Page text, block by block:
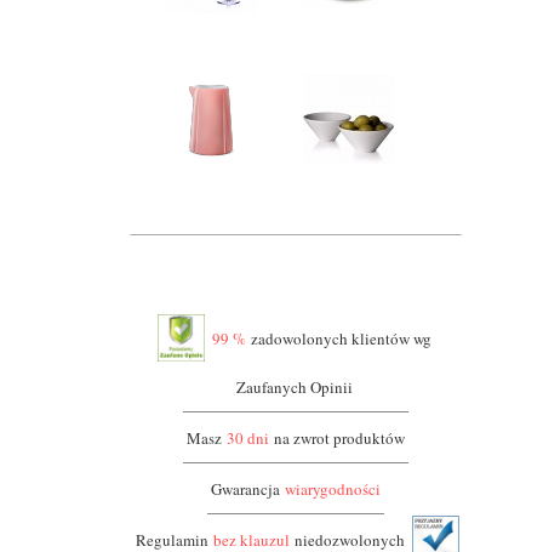
99 % zadowolonych klientów wg
Zaufanych Opinii
Masz30 dni na zwrot produktów
Gwarancjawiarygodności
Regulaminbez klauzul niedozwolonych